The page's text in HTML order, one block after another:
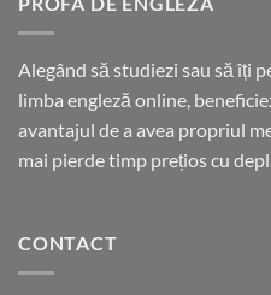
Alegând să studiezi sau să îți
limba engleză online,
avantajul de a avea propriul
mai pierde timp prețios cu
CONTACT